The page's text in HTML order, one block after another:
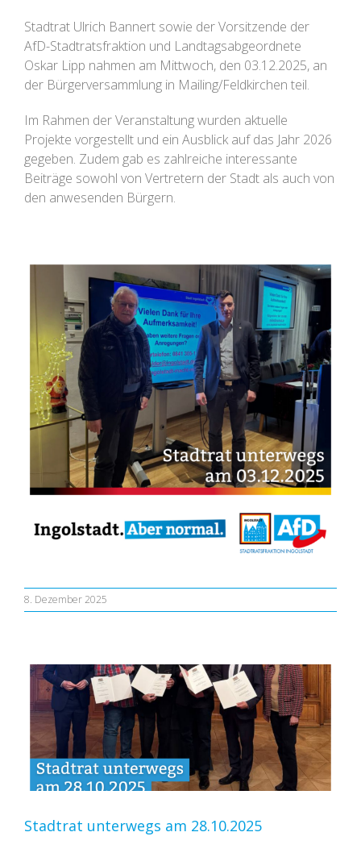
Stadtrat Ulrich Bannert sowie der Vorsitzende der
AfD-Stadtratsfraktion und Landtagsabgeordnete
Oskar Lipp nahmen am Mittwoch, den 03.12.2025, an
der Bürgerversammlung in Mailing/Feldkirchen teil.
Im Rahmen der Veranstaltung wurden aktuelle
Projekte vorgestellt und ein Ausblick auf das Jahr 2026
gegeben. Zudem gab es zahlreiche interessante
Beiträge sowohl von Vertretern der Stadt als auch von
den anwesenden Bürgern.
8. Dezember 2025
Stadtrat unterwegs am 28.10.2025